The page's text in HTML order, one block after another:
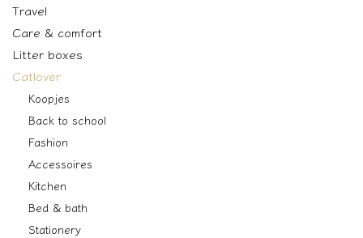
Travel
Care & comfort
Litter boxes
Catlover
Koopjes
Back to school
Fashion
Accessoires
Kitchen
Bed & bath
Stationery